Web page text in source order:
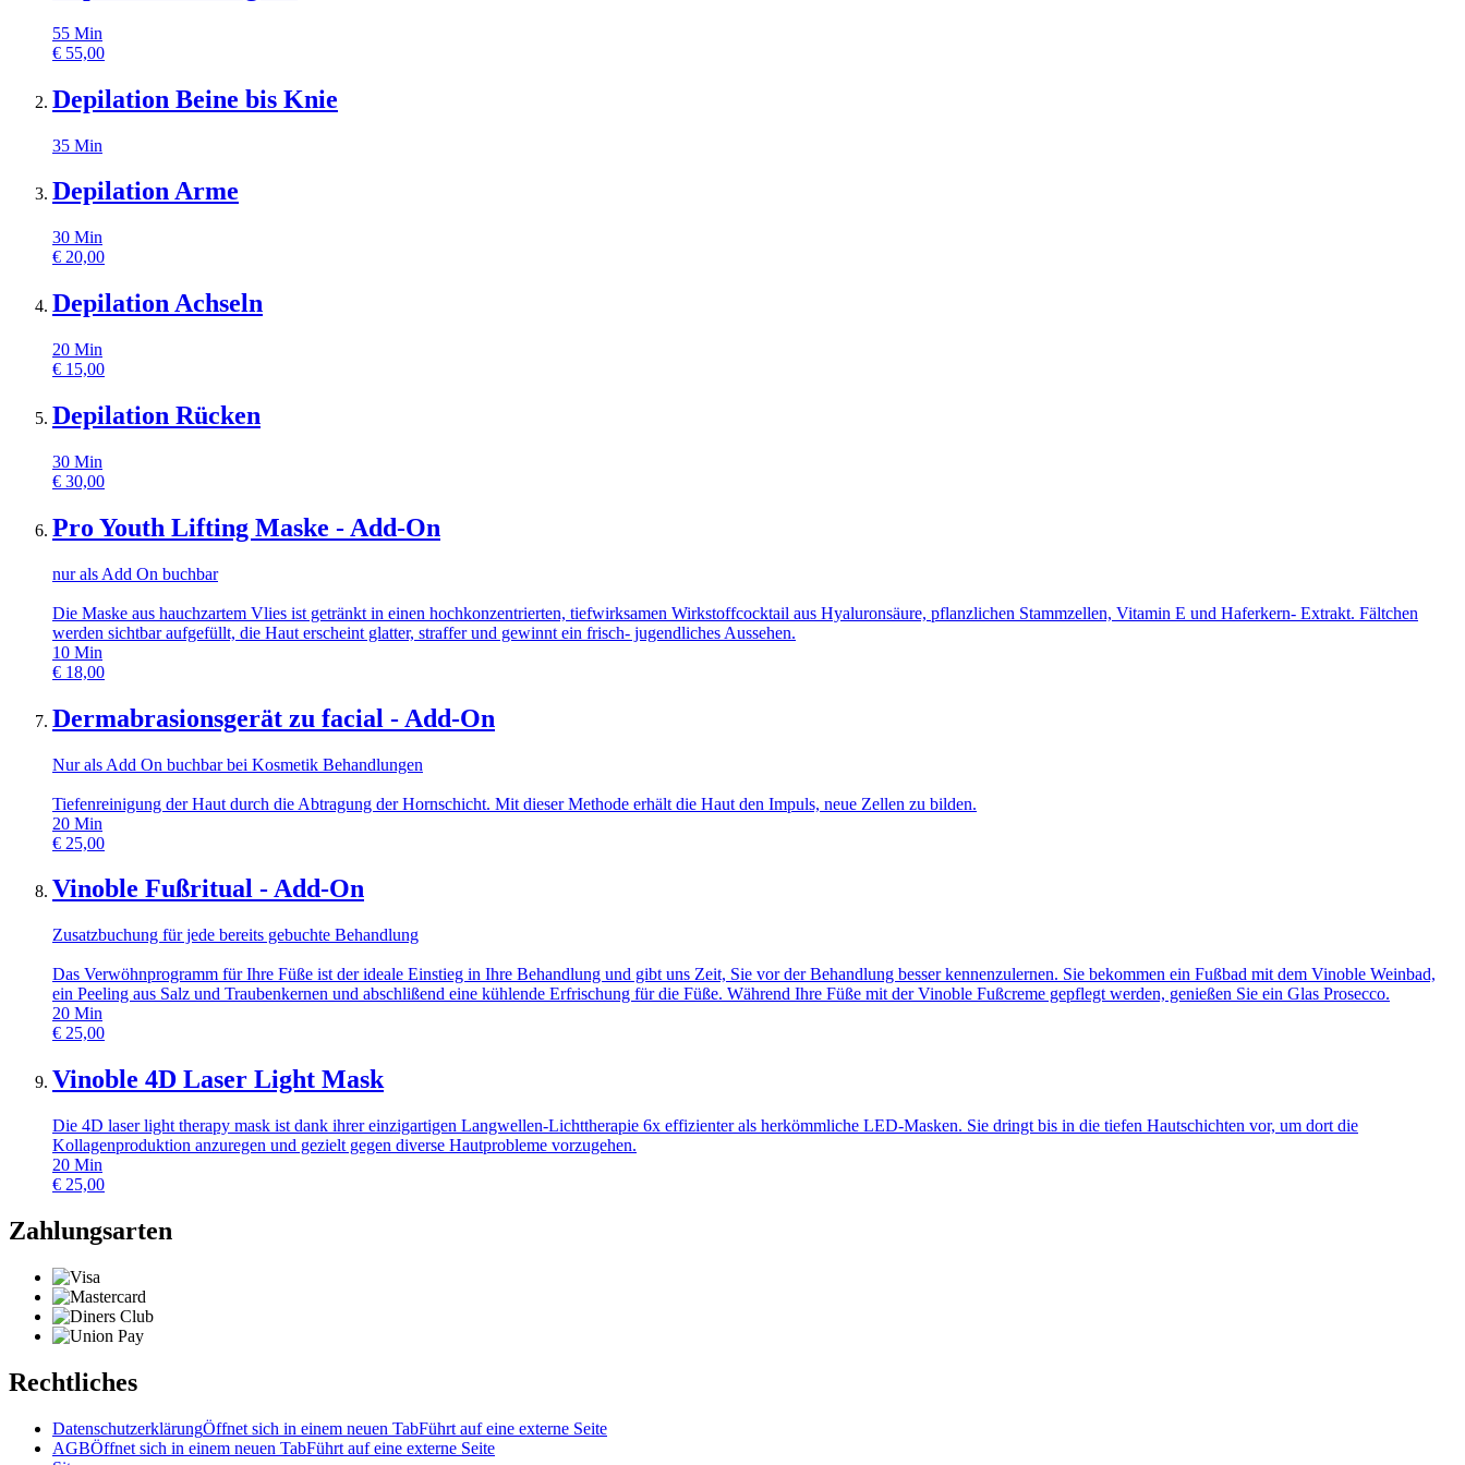
55 Min
€ 55,00
Depilation Beine bis Knie
35 Min
Depilation Arme
30 Min
€ 20,00
Depilation Achseln
20 Min
€ 15,00
Depilation Rücken
30 Min
€ 30,00
Pro Youth Lifting Maske - Add-On
nur als Add On buchbar
Die Maske aus hauchzartem Vlies ist getränkt in einen hochkonzentrierten, tiefwirksamen Wirkstoffcocktail aus Hyaluronsäure, pflanzlichen Stammzellen, Vitamin E und Haferkern- Extrakt. Fältchen
werden sichtbar aufgefüllt, die Haut erscheint glatter, straffer und gewinnt ein frisch- jugendliches Aussehen.
10 Min
€ 18,00
Dermabrasionsgerät zu facial - Add-On
Nur als Add On buchbar bei Kosmetik Behandlungen
Tiefenreinigung der Haut durch die Abtragung der Hornschicht. Mit dieser Methode erhält die Haut den Impuls, neue Zellen zu bilden.
20 Min
€ 25,00
Vinoble Fußritual - Add-On
Zusatzbuchung für jede bereits gebuchte Behandlung
Das Verwöhnprogramm für Ihre Füße ist der ideale Einstieg in Ihre Behandlung und gibt uns Zeit, Sie vor der Behandlung besser kennenzulernen. Sie bekommen ein Fußbad mit dem Vinoble Weinbad,
ein Peeling aus Salz und Traubenkernen und abschlißend eine kühlende Erfrischung für die Füße. Während Ihre Füße mit der Vinoble Fußcreme gepflegt werden, genießen Sie ein Glas Prosecco.
20 Min
€ 25,00
Vinoble 4D Laser Light Mask
Die 4D laser light therapy mask ist dank ihrer einzigartigen Langwellen-Lichttherapie 6x effizienter als herkömmliche LED-Masken. Sie dringt bis in die tiefen Hautschichten vor, um dort die
Kollagenproduktion anzuregen und gezielt gegen diverse Hautprobleme vorzugehen.
20 Min
€ 25,00
Zahlungsarten
Rechtliches
DatenschutzerklärungÖffnet sich in einem neuen TabFührt auf eine externe Seite
AGBÖffnet sich in einem neuen TabFührt auf eine externe Seite